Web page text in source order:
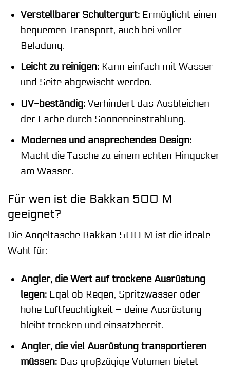
Verstellbarer Schultergurt:Ermöglicht einen
bequemen Transport, auch bei voller
Beladung.
Leicht zu reinigen:Kann einfach mit Wasser
und Seife abgewischt werden.
UV-beständig:Verhindert das Ausbleichen
der Farbe durch Sonneneinstrahlung.
Modernes und ansprechendes Design:
Macht die Tasche zu einem echten Hingucker
am Wasser.
Für wen ist die Bakkan 500 M
geeignet?
Die Angeltasche Bakkan 500 M ist die ideale
Wahl für:
Angler, die Wert auf trockene Ausrüstung
legen:Egal ob Regen, Spritzwasser oder
hohe Luftfeuchtigkeit – deine Ausrüstung
bleibt trocken und einsatzbereit.
Angler, die viel Ausrüstung transportieren
müssen:Das großzügige Volumen bietet